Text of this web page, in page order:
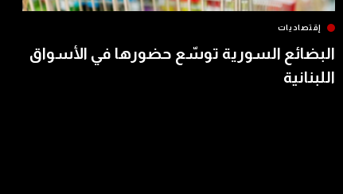
إقتصاديات
البضائع السورية توسّع حضورها في الأسواق
اللبنانية